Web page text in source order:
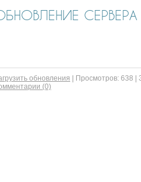
СЕРВЕРА
обновления Просмотров: 638
(0)